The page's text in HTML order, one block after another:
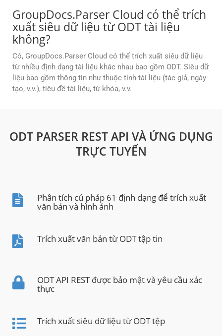
GroupDocs.Parser Cloud có thể trích
xuất siêu dữ liệu từ ODT tài liệu
không?
Có, GroupDocs.Parser Cloud có thể trích xuất siêu dữ liệu
từ nhiều định dạng tài liệu khác nhau bao gồm ODT. Siêu dữ
liệu bao gồm thông tin như thuộc tính tài liệu (tác giả, ngày
tạo, v.v.), tiêu đề tài liệu, từ khóa, v.v.
ODT PARSER REST API VÀ ỨNG DỤNG
TRỰC TUYẾN
Phân tích cú pháp 61 định dạng để trích xuất
văn bản và hình ảnh
Trích xuất văn bản từ ODT tập tin
ODT API REST được bảo mật và yêu cầu xác
thực
Trích xuất siêu dữ liệu từ ODT tệp